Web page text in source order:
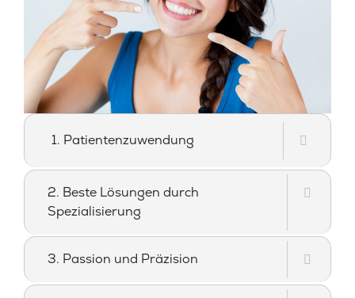
1. Patientenzuwendung
2. Beste Lösungen durch
Spezialisierung
3. Passion und Präzision